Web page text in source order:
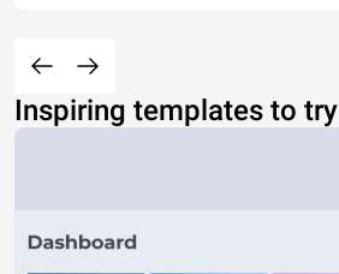
Inspiring templates to try